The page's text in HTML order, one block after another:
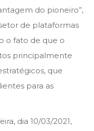
do pioneiro”,
de plataformas
o fato de que o
principalmente
que
para as
dia 10/03/2021,